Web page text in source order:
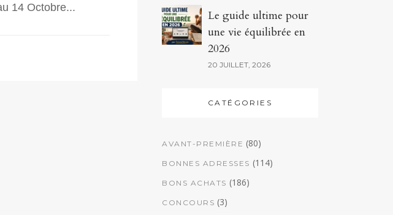
14 Octobre...
Le guide ultime pour
une vie équilibrée en
2026
20 JUILLET, 2026
CATÉGORIES
AVANT-PREMIÈRE (80)
BONNES ADRESSES (114)
BONS ACHATS (186)
CONCOURS (3)